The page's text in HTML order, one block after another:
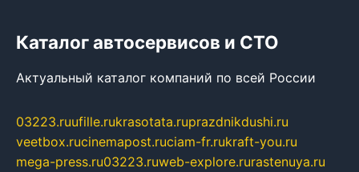
Каталог автосервисов и СТО
Актуальный каталог компаний по всей России
03223.ruufille.rukrasotata.ruprazdnikdushi.ru
veetbox.rucinemapost.ruciam-fr.rukraft-you.ru
mega-press.ru03223.ruweb-explore.rurastenuya.ru